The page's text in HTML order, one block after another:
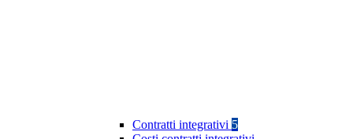
Contratti integrativi 5